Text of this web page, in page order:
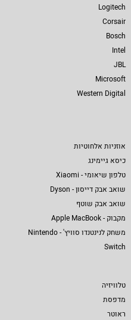
Logitech
Corsair
Bosch
Intel
JBL
Microsoft
Western Digital
אוזניות אלחוטיות
כיסא גיימינג
טלפון שיאומי - Xiaomi
שואב אבק דייסון - Dyson
שואב אבק שוטף
מקבוק - Apple MacBook
משחק לנינטנדו סוויץ' - Nintendo
Switch
טלוויזיה
מדפסת
ראוטר